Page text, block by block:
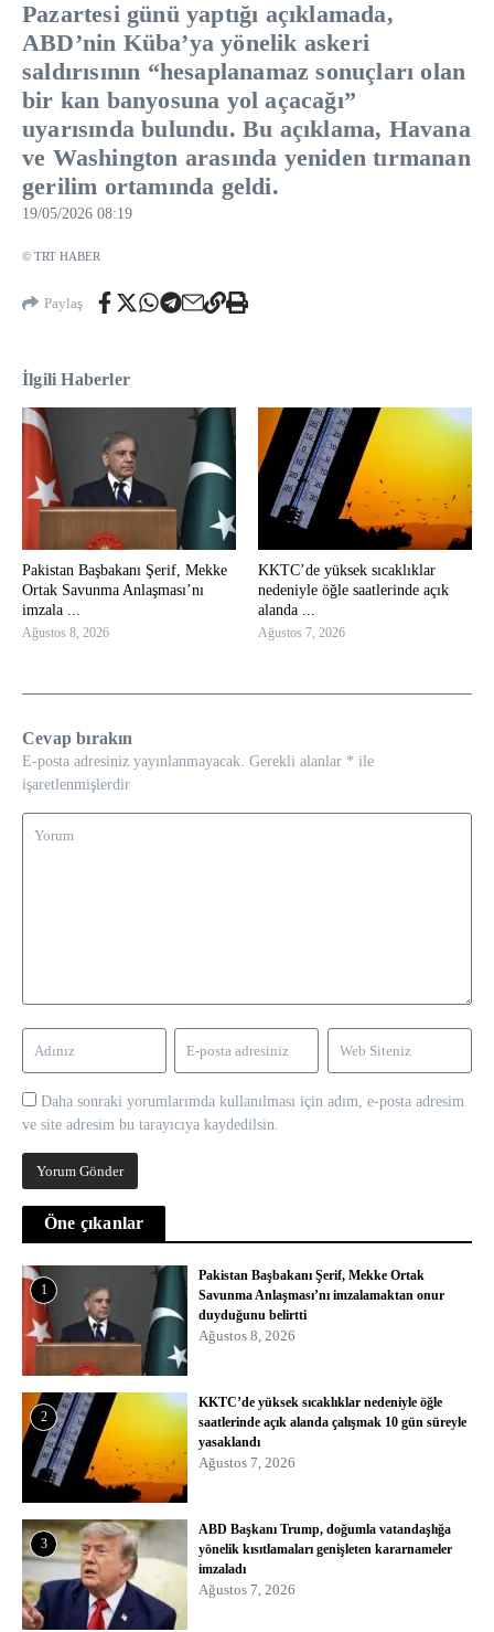
Pazartesi günü yaptığı açıklamada,
ABD’nin Küba’ya yönelik askeri
saldırısının “hesaplanamaz sonuçları olan
bir kan banyosuna yol açacağı”
uyarısında bulundu. Bu açıklama, Havana
ve Washington arasında yeniden tırmanan
gerilim ortamında geldi.
19/05/2026 08:19
© TRT HABER
Paylaş
İlgili Haberler
Pakistan Başbakanı Şerif, Mekke
Ortak Savunma Anlaşması’nı
imzala ...
Ağustos 8, 2026
KKTC’de yüksek sıcaklıklar
nedeniyle öğle saatlerinde açık
alanda ...
Ağustos 7, 2026
Cevap bırakın
E-posta adresiniz yayınlanmayacak. Gerekli alanlar * ile
işaretlenmişlerdir
Daha sonraki yorumlarımda kullanılması için adım, e-posta adresim
ve site adresim bu tarayıcıya kaydedilsin.
Öne çıkanlar
1
Pakistan Başbakanı Şerif, Mekke Ortak
Savunma Anlaşması’nı imzalamaktan onur
duyduğunu belirtti
Ağustos 8, 2026
2
KKTC’de yüksek sıcaklıklar nedeniyle öğle
saatlerinde açık alanda çalışmak 10 gün süreyle
yasaklandı
Ağustos 7, 2026
3
ABD Başkanı Trump, doğumla vatandaşlığa
yönelik kısıtlamaları genişleten kararnameler
imzaladı
Ağustos 7, 2026